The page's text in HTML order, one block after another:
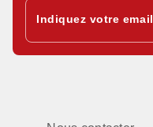
Indiquez votre email